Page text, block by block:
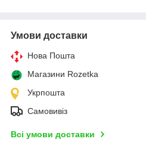
Умови доставки
Нова Пошта
Магазини Rozetka
Укрпошта
Самовивіз
Всі умови доставки